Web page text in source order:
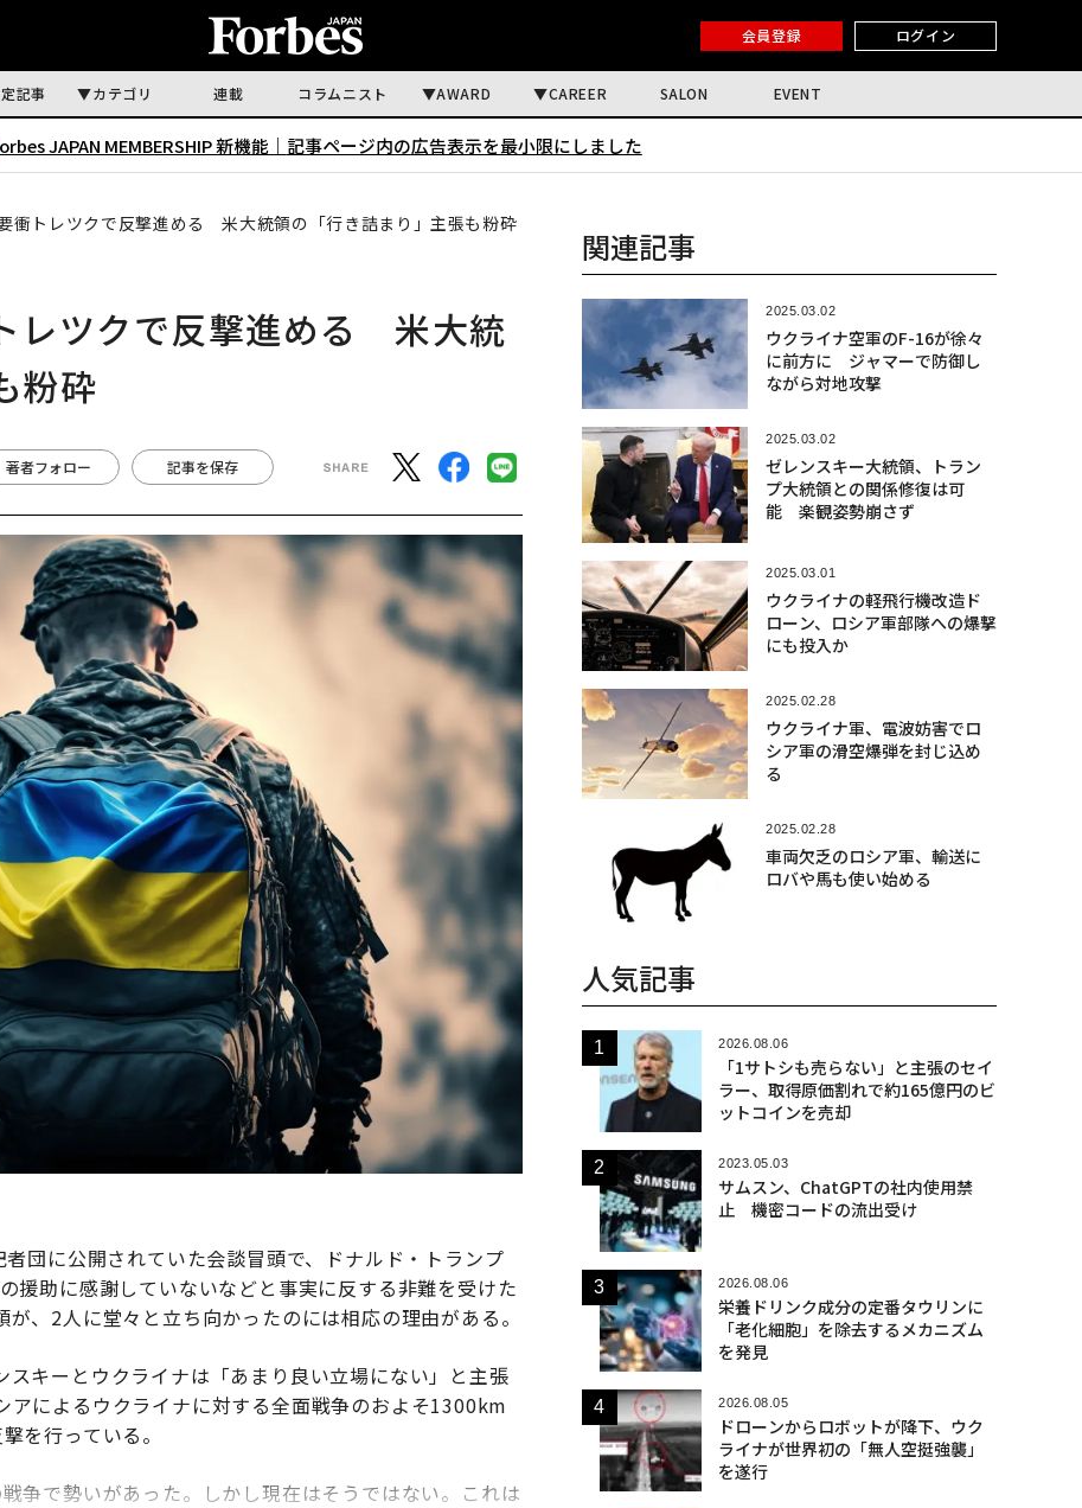
会員登録 ログイン
記事 カテゴリ 連載 コラムニスト AWARD CAREER SALON EVENT
JAPAN MEMBERSHIP 新機能｜ 記事ページ内の広告表示を最小限にしました
衝トレツクで反撃進める 米大統領の「行き詰まり」主張も粉砕
レツクで反撃進める 米大統
粉砕
著者フォロー 記事を保存
団に公開されていた会談冒頭で、ドナルド・トランプ
援助に感謝していないなどと事実に反する非難を受けた
、2人に堂々と立ち向かったのには相応の理由がある。
キーとウクライナは「あまり良い立場にない」と主張
アによるウクライナに対する全面戦争のおよそ1300km
を行っている。
争で勢いがあった。しかし現在はそうではない。これは
関連記事
2025.03.02
ウクライナ空軍のF-16が徐々
に前方に ジャマーで防御し
ながら対地攻撃
2025.03.02
ゼレンスキー大統領、トラン
プ大統領との関係修復は可
能 楽観姿勢崩さず
2025.03.01
ウクライナの軽飛行機改造ド
ローン、ロシア軍部隊への爆撃
にも投入か
2025.02.28
ウクライナ軍、電波妨害でロ
シア軍の滑空爆弾を封じ込め
る
2025.02.28
車両欠乏のロシア軍、輸送に
ロバや馬も使い始める
人気記事
2026.08.06
「1サトシも売らない」と主張のセイ
ラー、取得原価割れで約165億円のビ
ットコインを売却
2023.05.03
サムスン、ChatGPTの社内使用禁
止 機密コードの流出受け
2026.08.06
栄養ドリンク成分の定番タウリンに
「老化細胞」を除去するメカニズム
を発見
2026.08.05
ドローンからロボットが降下、ウク
ライナが世界初の「無人空挺強襲」
を遂行